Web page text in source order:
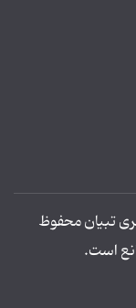
تبیان محفوظ
است.